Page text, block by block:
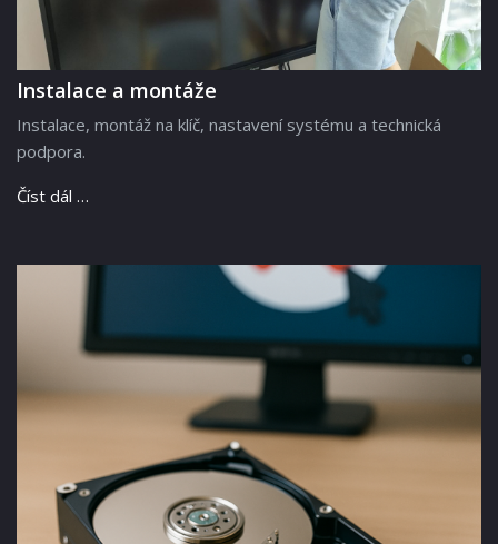
Instalace a montáže
Instalace, montáž na klíč, nastavení systému a technická
podpora.
Číst dál …